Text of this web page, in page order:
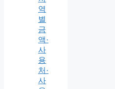
역
별
금
액·
사
용
처·
사